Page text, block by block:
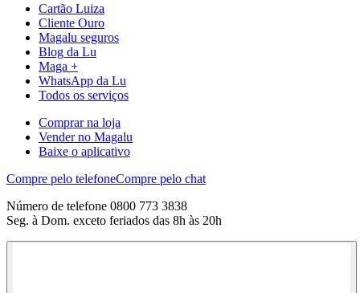
Cartão Luiza
Cliente Ouro
Magalu seguros
Blog da Lu
Maga +
WhatsApp da Lu
Todos os serviços
Comprar na loja
Vender no Magalu
Baixe o aplicativo
Compre pelo telefoneCompre pelo chat
Número de telefone 0800 773 3838
Seg. à Dom. exceto feriados das 8h às 20h